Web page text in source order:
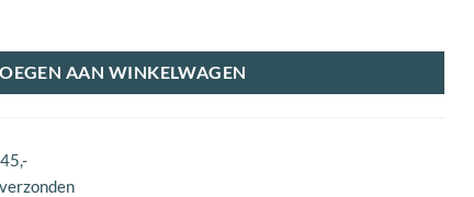
AAN WINKELWAGEN